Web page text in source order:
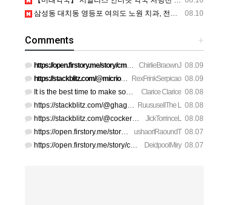
08.10
삼성동 대치동 영등포 여의도 노원 치과, 전주임플란트 대구정형외과 광주피부과 정보
+
Comments
ChirlieBraownJ 08.09
https://open.firstory.me/story/cmskasqo21t2201yq7l5k2me7 htt…
RexFrinkSerpicao 08.09
https://stackblitz.com/@micrio810/collections/u-a-how-do-i-a…
Clarice Clarice 08.08
It is the best time to make some plans for the long run and …
RuususellThe L 08.08
https://stackblitz.com/@ghagenes74/collections/what-happens-…
JickTorrinceL 08.08
https://stackblitz.com/@cockerhanstartup/collections/help__-…
ushaortRaoundT 08.07
https://open.firstory.me/story/cmsip2pjw1a3701z6ftwa1gpl htt…
DeidpoolMiry 08.07
https://open.firstory.me/story/cmsiqku8m17ah01yqc4c6208e htt…